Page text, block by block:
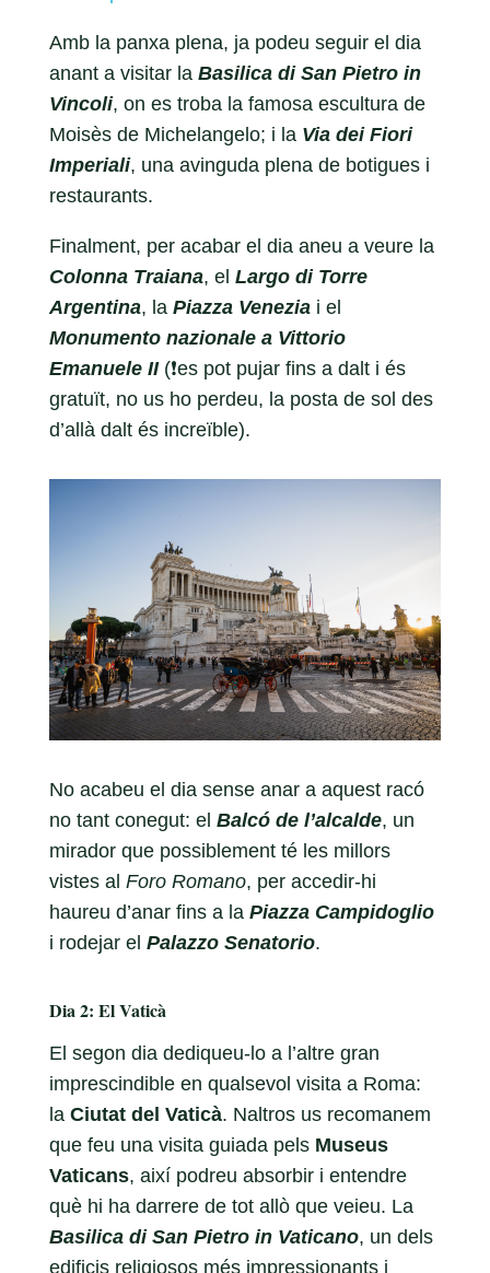
Amb la panxa plena, ja podeu seguir el dia
anant a visitar la Basilica di San Pietro in
Vincoli, on es troba la famosa escultura de
Moisès de Michelangelo; i la Via dei Fiori
Imperiali, una avinguda plena de botigues i
restaurants.
Finalment, per acabar el dia aneu a veure la
Colonna Traiana, el Largo di Torre
Argentina, la Piazza Veneziai el
Monumento nazionale a Vittorio
Emanuele II(❗️es pot pujar fins a dalt i és
gratuït, no us ho perdeu, la posta de sol des
d’allà dalt és increïble).
No acabeu el dia sense anar a aquest racó
no tant conegut: el Balcó de l’alcalde, un
mirador que possiblement té les millors
vistes al Foro Romano, per accedir-hi
haureu d’anar fins a la Piazza Campidoglio
i rodejar el Palazzo Senatorio.
Dia 2: El Vaticà
El segon dia dediqueu-lo a l’altre gran
imprescindible en qualsevol visita a Roma:
la Ciutat del Vaticà. Naltros us recomanem
que feu una visita guiada pels Museus
Vaticans, així podreu absorbir i entendre
què hi ha darrere de tot allò que veieu. La
Basilica di San Pietro in Vaticano, un dels
edificis religiosos més impressionants i